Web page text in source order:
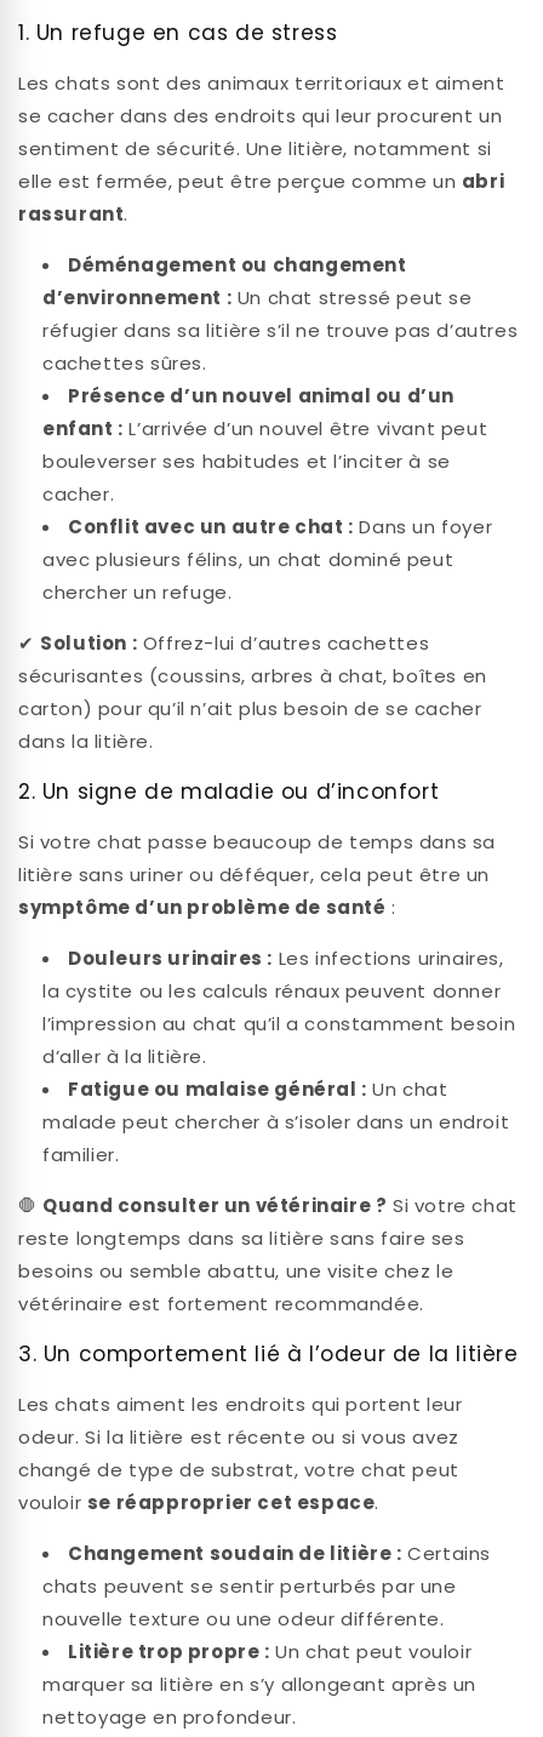
1. Un refuge en cas de stress
Les chats sont des animaux territoriaux et aiment
se cacher dans des endroits qui leur procurent un
sentiment de sécurité. Une litière, notamment si
elle est fermée, peut être perçue comme un abri
rassurant.
Déménagement ou changement
d’environnement : Un chat stressé peut se
réfugier dans sa litière s’il ne trouve pas d’autres
cachettes sûres.
Présence d’un nouvel animal ou d’un
enfant : L’arrivée d’un nouvel être vivant peut
bouleverser ses habitudes et l’inciter à se
cacher.
Conflit avec un autre chat : Dans un foyer
avec plusieurs félins, un chat dominé peut
chercher un refuge.
✔ Solution : Offrez-lui d’autres cachettes
sécurisantes (coussins, arbres à chat, boîtes en
carton) pour qu’il n’ait plus besoin de se cacher
dans la litière.
2. Un signe de maladie ou d’inconfort
Si votre chat passe beaucoup de temps dans sa
litière sans uriner ou déféquer, cela peut être un
symptôme d’un problème de santé :
Douleurs urinaires : Les infections urinaires,
la cystite ou les calculs rénaux peuvent donner
l’impression au chat qu’il a constamment besoin
d’aller à la litière.
Fatigue ou malaise général : Un chat
malade peut chercher à s’isoler dans un endroit
familier.
🛑 Quand consulter un vétérinaire ? Si votre chat
reste longtemps dans sa litière sans faire ses
besoins ou semble abattu, une visite chez le
vétérinaire est fortement recommandée.
3. Un comportement lié à l’odeur de la litière
Les chats aiment les endroits qui portent leur
odeur. Si la litière est récente ou si vous avez
changé de type de substrat, votre chat peut
vouloir se réapproprier cet espace.
Changement soudain de litière : Certains
chats peuvent se sentir perturbés par une
nouvelle texture ou une odeur différente.
Litière trop propre : Un chat peut vouloir
marquer sa litière en s’y allongeant après un
nettoyage en profondeur.